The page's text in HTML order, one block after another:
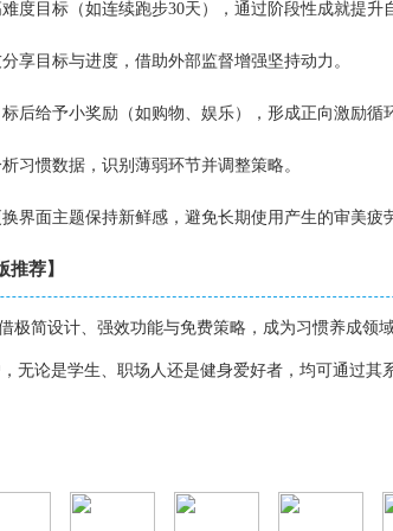
度目标（如连续跑步30天），通过阶段性成就提升
享目标与进度，借助外部监督增强坚持动力。
后给予小奖励（如购物、娱乐），形成正向激励循
习惯数据，识别薄弱环节并调整策略。
界面主题保持新鲜感，避免长期使用产生的审美疲
推荐】
极简设计、强效功能与免费策略，成为习惯养成领
无论是学生、职场人还是健身爱好者，均可通过其